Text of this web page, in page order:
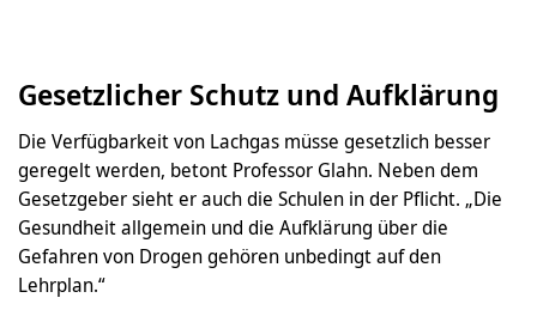
Gesetzlicher Schutz und Aufklärung
Die Verfügbarkeit von Lachgas müsse gesetzlich besser
geregelt werden, betont Professor Glahn. Neben dem
Gesetzgeber sieht er auch die Schulen in der Pflicht. „Die
Gesundheit allgemein und die Aufklärung über die
Gefahren von Drogen gehören unbedingt auf den
Lehrplan.“